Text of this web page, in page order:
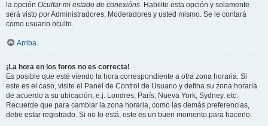
la opción Ocultar mi estado de conexións. Habilite esta opción y solamente
será visto por Administradores, Moderadores y usted mismo. Se le contará
como usuario oculto.
Arriba
¡La hora en los foros no es correcta!
Es posible que esté viendo la hora correspondiente a otra zona horaria. Si
este es el caso, visite el Panel de Control de Usuario y defina su zona horaria
de acuerdo a su ubicación, e.j. Londres, París, Nueva York, Sydney, etc.
Recuerde que para cambiar la zona horaria, como las demás preferencias,
debe estar registrado. Si no lo está, este es un buen momento para hacerlo.